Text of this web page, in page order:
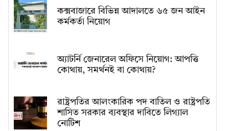
কক্সবাজারে বিভিন্ন আদালতে ৬৫ জন আইন
কর্মকর্তা নিয়োগ
অ্যাটর্নি জেনারেল অফিসে নিয়োগ: আপত্তি
কোথায়, সমর্থনই বা কোথায়?
রাষ্ট্রপতির আলংকারিক পদ বাতিল ও রাষ্ট্রপতি
শাসিত সরকার ব্যবস্থার দাবিতে লিগ্যাল
নোটিশ